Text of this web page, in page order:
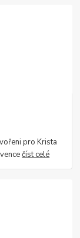
pro Krista
číst celé